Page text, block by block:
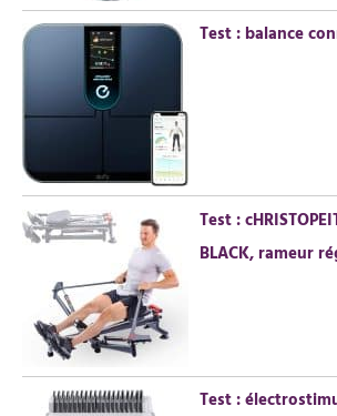
r
Test : balance
Test :
BLACK, rameur
Test :